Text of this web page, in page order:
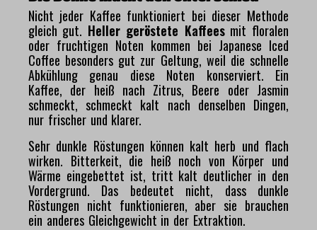
Nicht jeder Kaffee funktioniert bei dieser Methode
gleich gut. Heller geröstete Kaffees mit floralen
oder fruchtigen Noten kommen bei Japanese Iced
Coffee besonders gut zur Geltung, weil die schnelle
Abkühlung genau diese Noten konserviert. Ein
Kaffee, der heiß nach Zitrus, Beere oder Jasmin
schmeckt, schmeckt kalt nach denselben Dingen,
nur frischer und klarer.
Sehr dunkle Röstungen können kalt herb und flach
wirken. Bitterkeit, die heiß noch von Körper und
Wärme eingebettet ist, tritt kalt deutlicher in den
Vordergrund. Das bedeutet nicht, dass dunkle
Röstungen nicht funktionieren, aber sie brauchen
ein anderes Gleichgewicht in der Extraktion.